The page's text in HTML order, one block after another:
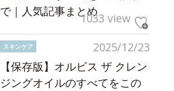
で｜人気記事まとめ1033 view
2025/12/23
スキンケア
【保存版】オルビス ザ クレン
ジングオイルのすべてをこの